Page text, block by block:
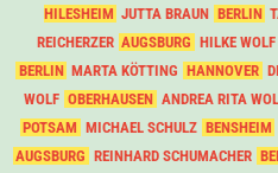
HILESHEIM JUTTA BRAUN BERLIN
REICHERZER AUGSBURG HILKE WOLF
BERLIN MARTA KÖTTING HANNOVER
WOLF OBERHAUSEN ANDREA RITA
POTSAM MICHAEL SCHULZ BENSHEIM
AUGSBURG REINHARD SCHUMACHER